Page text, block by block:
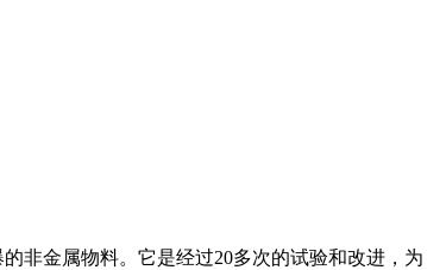
非金属物料。它是经过20多次的试验和改进，为